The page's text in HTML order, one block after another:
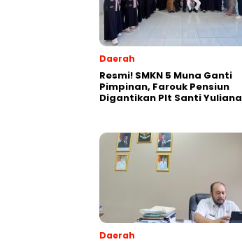
Daerah
Resmi! SMKN 5 Muna Ganti
Pimpinan, Farouk Pensiun
Digantikan Plt Santi Yuliana
Daerah